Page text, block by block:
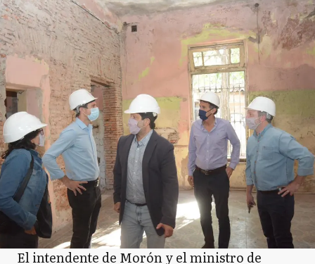
El intendente de Morón y el ministro de